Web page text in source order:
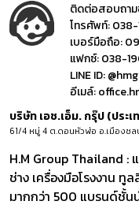
ติดต่อสอบถาม
โทรศัพท์:038-
เบอร์มือถือ:
แฟกซ์:038-
LINE ID:
อีเมล์:
บริษัท เอช.เอ็ม. กรุ๊ป (ประ
61/4 หมู่ 4 ต.ดอนหัวฬ่อ อ.เมืองช
H.M Group Thailand :
ช่าง เครื่องมือโรงงาน
มากกว่า 500 แบรนด์ชั้น